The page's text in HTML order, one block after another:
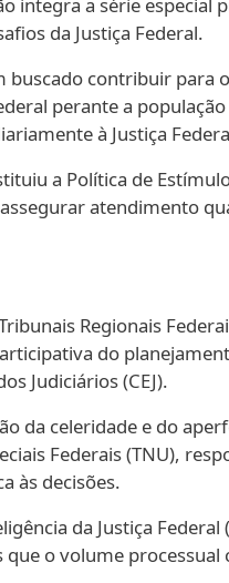
da Justiça Federal.
buscado contribuir
perante a
à Justiça
a Política de
atendimento
Regionais
do
Judiciários (CEJ).
da celeridade e do
Federais (TNU),
às decisões.
da Justiça Federal
o volume processual